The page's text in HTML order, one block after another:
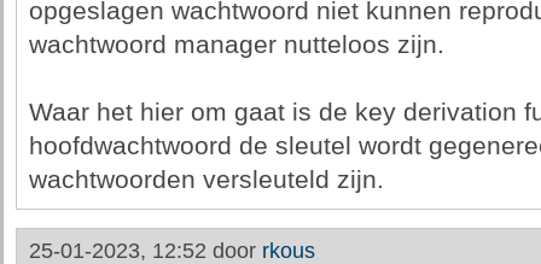
opgeslagen wachtwoord niet kunnen
wachtwoord manager nutteloos zijn.
Waar het hier om gaat is de key derivation
hoofdwachtwoord de sleutel wordt
wachtwoorden versleuteld zijn.
25-01-2023, 12:52 door rkous